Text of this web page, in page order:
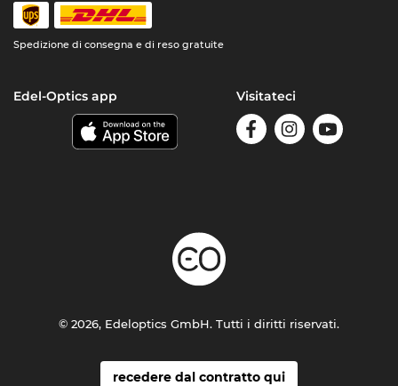
Spedizione di consegna e di reso gratuite
Edel-Optics app Visitateci
recedere dal contratto qui
© 2026, Edeloptics GmbH. Tutti i diritti riservati.